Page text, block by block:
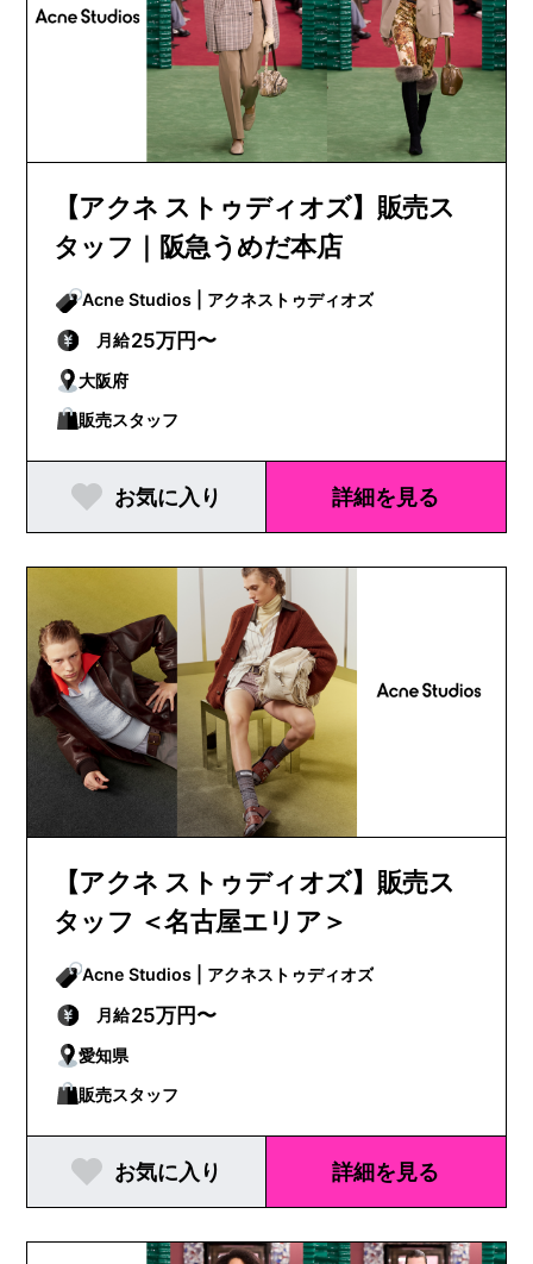
【アクネ ストゥディオズ】販売ス
タッフ｜阪急うめだ本店
Acne Studios | アクネストゥディオズ
月給25万円〜
大阪府
販売スタッフ
お気に入り 詳細を見る
【アクネ ストゥディオズ】販売ス
タッフ ＜名古屋エリア＞
Acne Studios | アクネストゥディオズ
月給25万円〜
愛知県
販売スタッフ
お気に入り 詳細を見る